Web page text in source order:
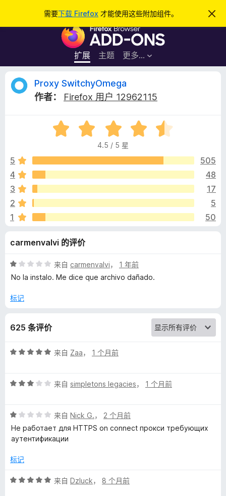
需要下载 Firefox 才能使用这些附加组件。
忽
此
F
r
e
o
x
览
器
附
加
件
扩展 主题 更多…
登录
P
x
y
S
i
t
h
y
O
e
a
Proxy SwitchyOmega
作者：
Firefox 用户 12962115
评
分
.
/
4.5 / 5 星
5
505
4
48
3
17
2
5
1
50
carmenvalvi 的评价
评
分
/
来自 carmenvalvi， 1 年前
No la instalo. Me dice que archivo dañado.
标记
625 条评价
评
/
来自 Zaa， 1 个月前
评
/
5
来自 simpletons legacies， 1 个月前
评
分
1
5
来自 Nick G.， 2 个月前
Не работает для HTTPS on connect прокси требующих
аутентификации
标记
评
来自 Dzluck， 8 个月前